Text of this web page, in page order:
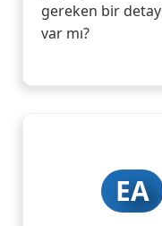
gereken bir detay
var mı?
EA